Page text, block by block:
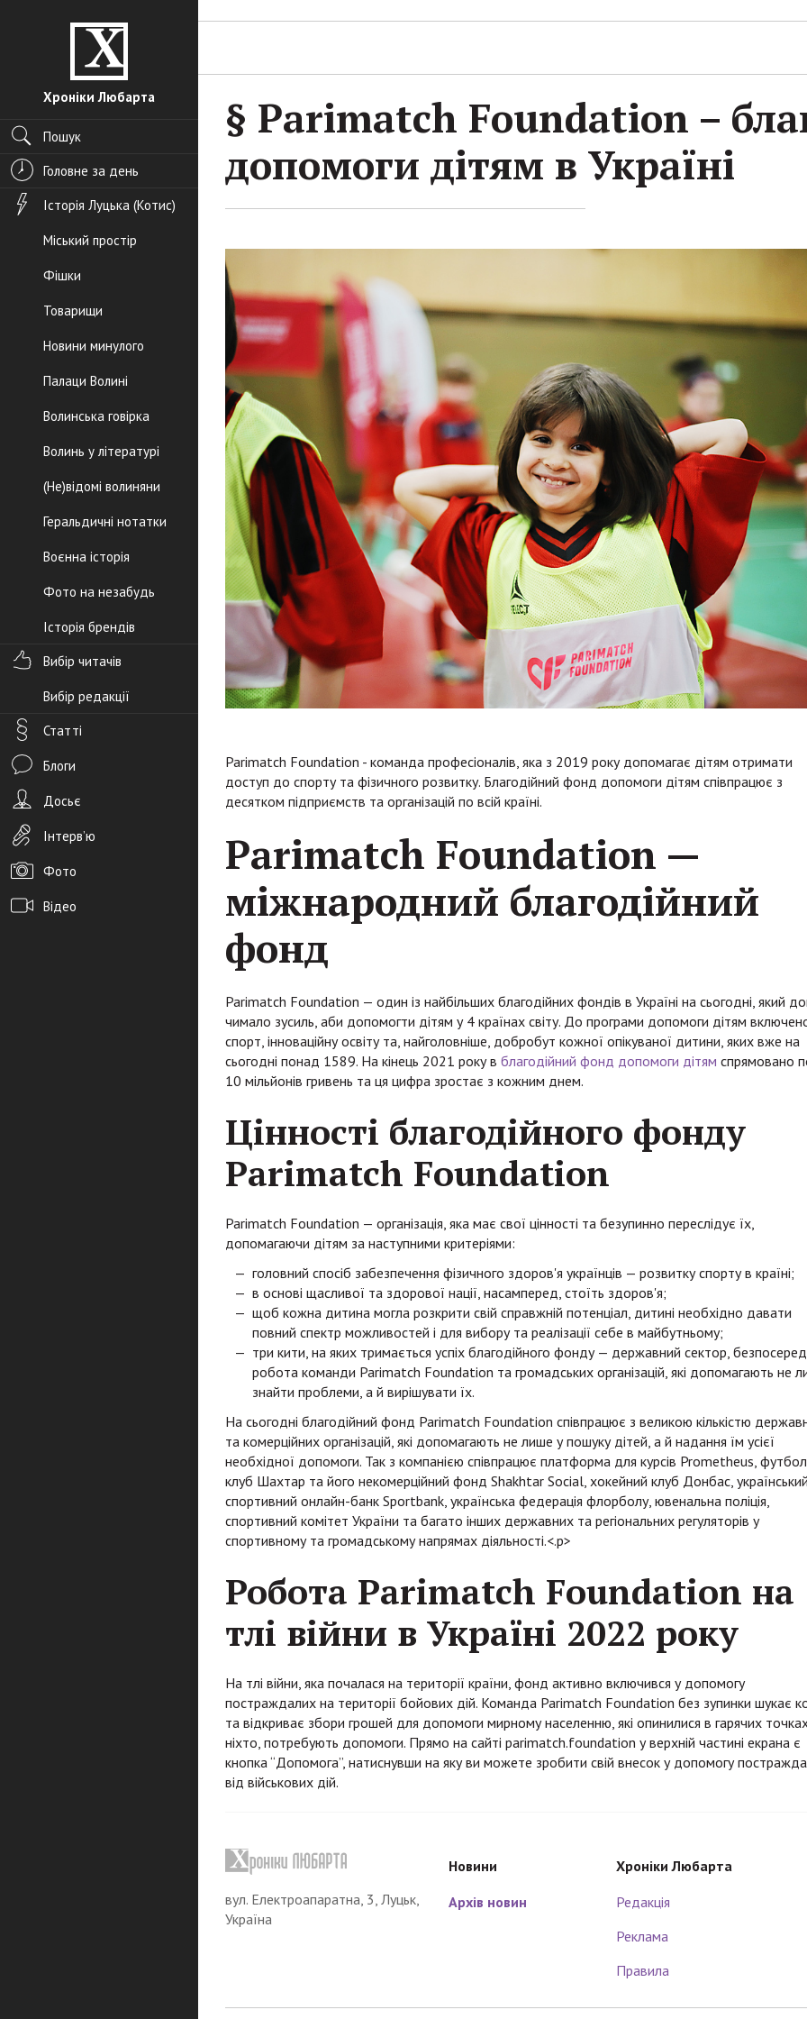
Хроніки Любарта
Пошук
Головне за день
Історія Луцька (Котис)
Міський простір
Фішки
Товарищи
Новини минулого
Палаци Волині
Волинська говірка
Волинь у літературі
(Не)відомі волиняни
Геральдичні нотатки
Воєнна історія
Фото на незабудь
Історія брендів
Вибір читачів
Вибір редакції
Статті
Блоги
Досьє
Інтерв’ю
Фото
Відео
§ Parimatch Foundation –
допомоги дітям в Україні
Parimatch Foundation - команда професіоналів, яка з 2019 року допомагає дітям отримати
доступ до спорту та фізичного розвитку. Благодійний фонд допомоги дітям співпрацює з
десятком підприємств та організацій по всій країні.
Parimatch Foundation —
міжнародний благодійний
фонд
Parimatch Foundation — один із найбільших благодійних фондів в Україні на сьогодні, який
чимало зусиль, аби допомогти дітям у 4 країнах світу. До програми допомоги дітям
спорт, інноваційну освіту та, найголовніше, добробут кожної опікуваної дитини, яких вже на
сьогодні понад 1589. На кінець 2021 року в благодійний фонд допомоги дітям спрямовано
10 мільйонів гривень та ця цифра зростає з кожним днем.
Цінності благодійного фонду
Parimatch Foundation
Parimatch Foundation — організація, яка має свої цінності та безупинно переслідує їх,
допомагаючи дітям за наступними критеріями:
головний спосіб забезпечення фізичного здоров'я українців — розвитку спорту в країні;
в основі щасливої ​​та здорової нації, насамперед, стоїть здоров'я;
щоб кожна дитина могла розкрити свій справжній потенціал, дитині необхідно давати
повний спектр можливостей і для вибору та реалізації себе в майбутньому;
три кити, на яких тримається успіх благодійного фонду — державний сектор,
робота команди Parimatch Foundation та громадських організацій, які допомагають не
знайти проблеми, а й вирішувати їх.
На сьогодні благодійний фонд Parimatch Foundation співпрацює з великою кількістю
та комерційних організацій, які допомагають не лише у пошуку дітей, а й надання їм усієї
необхідної допомоги. Так з компанією співпрацює платформа для курсів Prometheus,
клуб Шахтар та його некомерційний фонд Shakhtar Social, хокейний клуб Донбас, український
спортивний онлайн-банк Sportbank, українська федерація флорболу, ювенальна поліція,
спортивний комітет України та багато інших державних та регіональних регуляторів у
спортивному та громадському напрямах діяльності.<.p>
Робота Parimatch Foundation на
тлі війни в Україні 2022 року
На тлі війни, яка почалася на території країни, фонд активно включився у допомогу
постраждалих на території бойових дій. Команда Parimatch Foundation без зупинки шукає
та відкриває збори грошей для допомоги мирному населенню, які опинилися в гарячих точках
ніхто, потребують допомоги. Прямо на сайті parimatch.foundation у верхній частині екрана є
кнопка “Допомога”, натиснувши на яку ви можете зробити свій внесок у допомогу
від військових дій.
вул. Електроапаратна, 3, Луцьк,
Україна
Новини
Архів новин
Хроніки Любарта
Редакція
Реклама
Правила